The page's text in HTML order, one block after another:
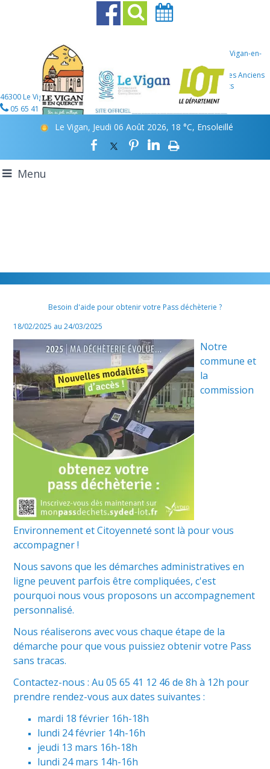
Mairie Le Vigan-en-
Quercy
107 Place des Anciens
Combattants
46300 Le Vigan-en-Quercy
05 65 41 12 46
Le Vigan, Jeudi 06 Août 2026, 18 °C, Ensoleillé
Menu
Besoin d'aide pour obtenir votre Pass déchèterie ?
18/02/2025 au 24/03/2025
Notre
commune et
la
commission
Environnement et Citoyenneté sont là pour vous
accompagner !
Nous savons que les démarches administratives en
ligne peuvent parfois être compliquées, c'est
pourquoi nous vous proposons un accompagnement
personnalisé.
Nous réaliserons avec vous chaque étape de la
démarche pour que vous puissiez obtenir votre Pass
sans tracas.
Contactez-nous : Au 05 65 41 12 46 de 8h à 12h pour
prendre rendez-vous aux dates suivantes :
mardi 18 février 16h-18h
lundi 24 février 14h-16h
jeudi 13 mars 16h-18h
lundi 24 mars 14h-16h